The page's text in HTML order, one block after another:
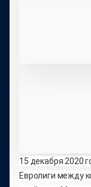
15 декабря 2020
Евролиги между